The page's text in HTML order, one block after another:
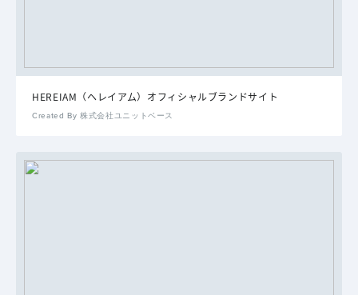
HEREIAM（ヘレイアム）オフィシャルブランドサイト
Created By 株式会社ユニットベース